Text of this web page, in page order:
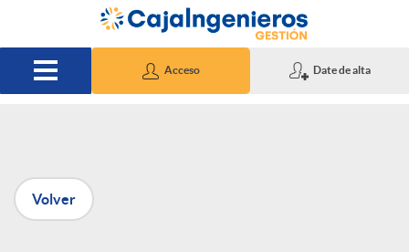
Saltar al contenido principal
Acceso Date de alta
P
u
Volver